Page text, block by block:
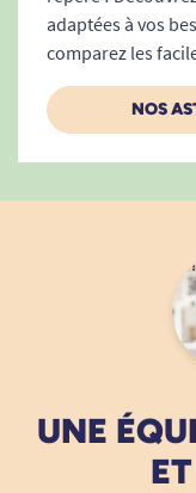
adaptées à vos
comparez les
NOS
UNE